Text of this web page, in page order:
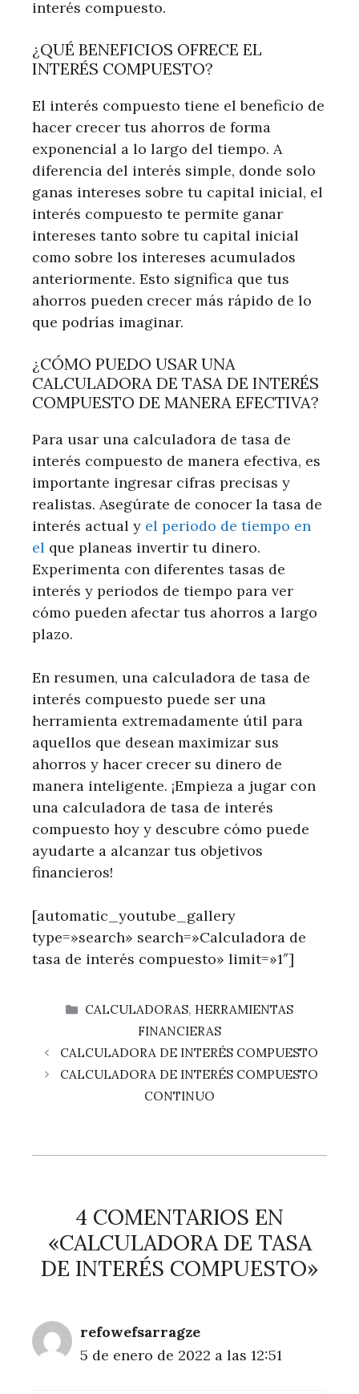
interés compuesto.
¿QUÉ BENEFICIOS OFRECE EL
INTERÉS COMPUESTO?
El interés compuesto tiene el beneficio de
hacer crecer tus ahorros de forma
exponencial a lo largo del tiempo. A
diferencia del interés simple, donde solo
ganas intereses sobre tu capital inicial, el
interés compuesto te permite ganar
intereses tanto sobre tu capital inicial
como sobre los intereses acumulados
anteriormente. Esto significa que tus
ahorros pueden crecer más rápido de lo
que podrías imaginar.
¿CÓMO PUEDO USAR UNA
CALCULADORA DE TASA DE INTERÉS
COMPUESTO DE MANERA EFECTIVA?
Para usar una calculadora de tasa de
interés compuesto de manera efectiva, es
importante ingresar cifras precisas y
realistas. Asegúrate de conocer la tasa de
interés actual y el periodo de tiempo en
el que planeas invertir tu dinero.
Experimenta con diferentes tasas de
interés y periodos de tiempo para ver
cómo pueden afectar tus ahorros a largo
plazo.
En resumen, una calculadora de tasa de
interés compuesto puede ser una
herramienta extremadamente útil para
aquellos que desean maximizar sus
ahorros y hacer crecer su dinero de
manera inteligente. ¡Empieza a jugar con
una calculadora de tasa de interés
compuesto hoy y descubre cómo puede
ayudarte a alcanzar tus objetivos
financieros!
[automatic_youtube_gallery
type=»search» search=»Calculadora de
tasa de interés compuesto» limit=»1″]
CATEGORÍAS
CALCULADORAS, HERRAMIENTAS
FINANCIERAS
CALCULADORA DE INTERÉS COMPUESTO
CALCULADORA DE INTERÉS COMPUESTO
CONTINUO
4 COMENTARIOS EN
«CALCULADORA DE TASA
DE INTERÉS COMPUESTO»
refowefsarragze
5 de enero de 2022 a las 12:51